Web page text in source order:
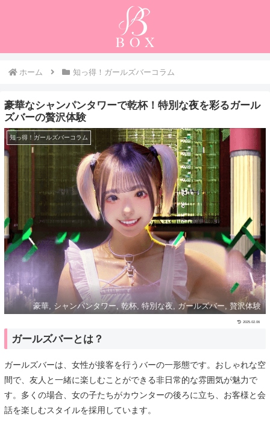
ホーム 知っ得！ガールズバーコラム
豪華なシャンパンタワーで乾杯！特別な夜を彩るガール
ズバーの贅沢体験
知っ得！ガールズバーコラム
豪華, シャンパンタワー, 乾杯, 特別な夜, ガールズバー, 贅沢体験
2025.02.06
ガールズバーとは？
ガールズバーは、女性が接客を行うバーの一形態です。おしゃれな空
間で、友人と一緒に楽しむことができる非日常的な雰囲気が魅力で
す。多くの場合、女の子たちがカウンターの後ろに立ち、お客様と会
話を楽しむスタイルを採用しています。